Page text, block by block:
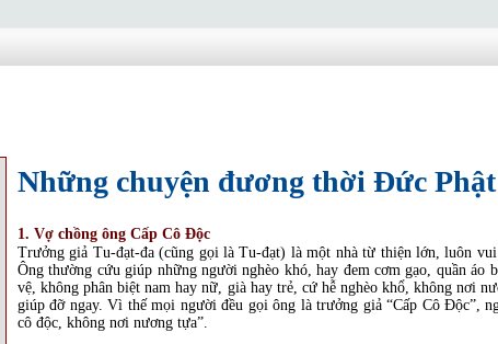
Những chuyện đương thời Đức Phật
1. Vợ chồng ông Cấp Cô Độc
Trưởng giả Tu-đạt-đa (cũng gọi là Tu-đạt) là một nhà từ thiện lớn, luôn
Ông thường cứu giúp những người nghèo khó, hay đem cơm gạo, quần
vệ, không phân biệt nam hay nữ, già hay trẻ, cứ hễ nghèo khổ, không nơi
giúp đỡ ngay. Vì thế mọi người đều gọi ông là trưởng giả “Cấp Cô Độc”,
cô độc, không nơi nương tựa”.